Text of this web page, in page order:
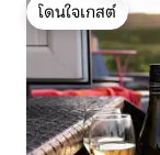
โดนใจเกสต์
โดนใจเกสต์